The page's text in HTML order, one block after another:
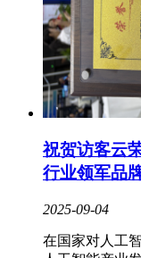
祝贺访客云
行业领军品
2025-09-04
在国家对人工